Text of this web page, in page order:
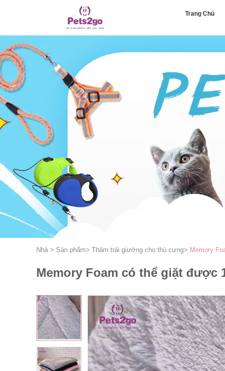
Trang Chủ
Nhà > Sản phẩm> Thảm trải giường cho thú cưng> Memory
Memory Foam có thể giặt được